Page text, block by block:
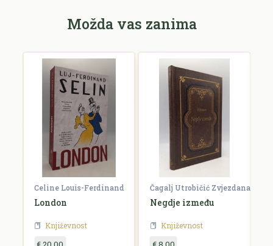
Možda vas zanima
Celine Louis-Ferdinand
London
Književnost
Čagalj Utrobičić Zvjezdana
Negdje između
Književnost